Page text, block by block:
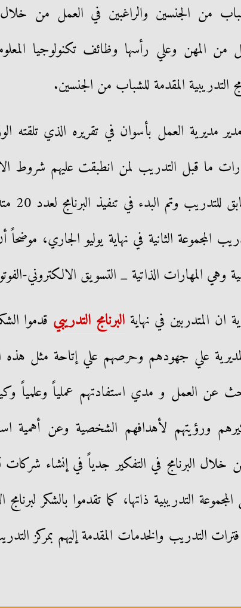
للشباب من الجنسين والراغبين في العمل من
من المهن وعلي رأسها وظائف تكنولوجيا
التدريبية المقدمة للشباب من الجنسين.
مديرية العمل بأسوان في تقريره الذي تلقته
ما قبل التدريب لمن انطبقت عليهم شروط
المجموعة الثانية في نهاية يوليو الجاري، موضحاً
وهي المهارات الذاتية _ التسويق الالكتروني-
ان المتدربين في نهايةالبرنامج التدريبي قدموا
علي جهودهم وحرصهم علي إتاحة مثل هذه
عن العمل و مدي استفادتهم عملياً وعلمياً
ورؤيتهم لأهدافهم الشخصية وعن أهمية
خلال البرنامج في التفكير جدياً في إنشاء
التدريبية ذاتها، كما تقدموا بالشكر لبرنامج
التدريب والخدمات المقدمة إليهم بمركز